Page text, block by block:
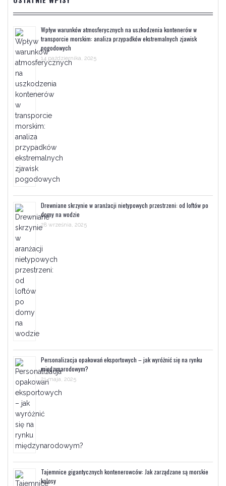
Wpływ warunków atmosferycznych na uszkodzenia kontenerów w
transporcie morskim: analiza przypadków ekstremalnych zjawisk
pogodowych
14 października, 2025
Drewniane skrzynie w aranżacji nietypowych przestrzeni: od loftów po
domy na wodzie
28 września, 2025
Personalizacja opakowań eksportowych – jak wyróżnić się na rynku
międzynarodowym?
21 maja, 2025
Tajemnice gigantycznych kontenerowców: Jak zarządzane są morskie
kolosy